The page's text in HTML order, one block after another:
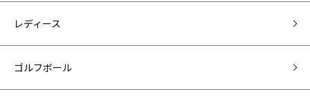
レディース
ゴルフボール